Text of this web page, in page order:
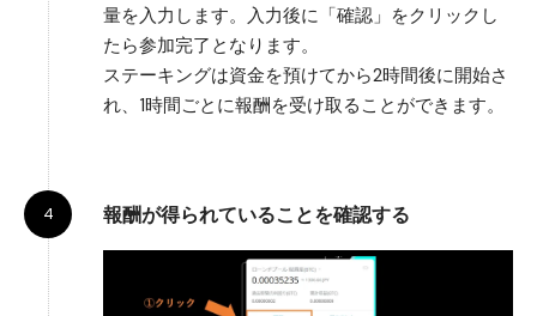
量を入力します。入力後に「確認」をクリックし
たら参加完了となります。
ステーキングは資金を預けてから2時間後に開始さ
れ、1時間ごとに報酬を受け取ることができます。
報酬が得られていることを確認する